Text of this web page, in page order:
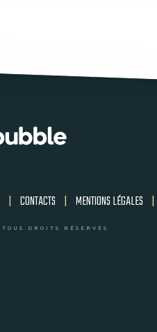
| CONTACTS | MENTIONS LÉGALES |
DROITS RÉSERVÉS